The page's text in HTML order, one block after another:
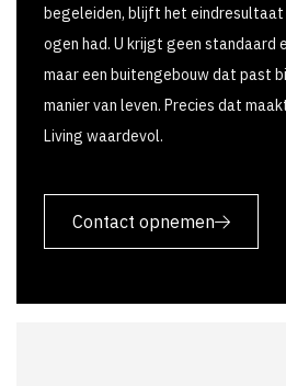
begeleiden, blijft het eindresultaat
ogen had. U krijgt geen standaard
maar een buitengebouw dat past
manier van leven. Precies dat
Living waardevol.
Contact opnemen